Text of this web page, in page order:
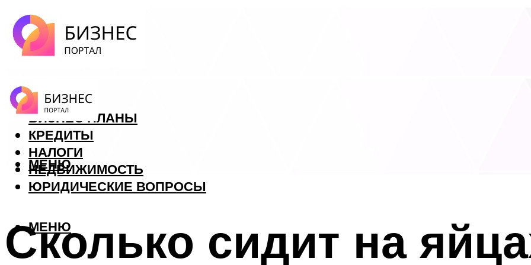
ФОРЕКС
БИЗНЕС ПЛАНЫ
КРЕДИТЫ
НАЛОГИ
НЕДВИЖИМОСТЬ
ЮРИДИЧЕСКИЕ ВОПРОСЫ
МЕНЮ
МЕНЮ
Сколько сидит на